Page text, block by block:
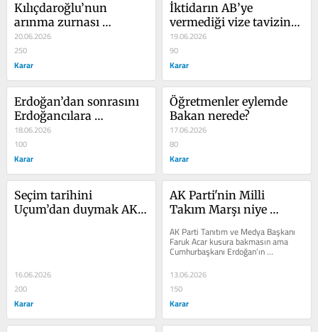
Kılıçdaroğlu’nun
arınma zurnası
çatallaşırken
20.06.2026
250
Karar
İktidarın AB’ye
vermediği vize tavizine
bakın
19.06.2026
90
Karar
Erdoğan’dan sonrasını
Erdoğancılara
tartıştıran cesaret
18.06.2026
100
Karar
Öğretmenler eylemde
Bakan nerede?
17.06.2026
80
Karar
Seçim tarihini
Uçum’dan duymak AK
16.06.2026
200
Karar
AK Parti'nin Milli
Takım Marşı niye
AK Parti Tanıtım ve Medya Başkanı
Faruk Acar kusura bakmasın ama
Cumhurbaşkanı Erdoğan’ın
talimatıyla hazırlattığı Milli Takım...
13.06.2026
150
Karar